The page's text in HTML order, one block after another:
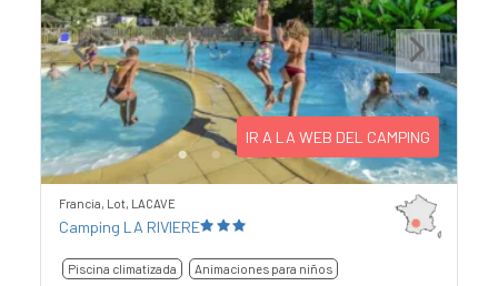
Previous Next
IR A LA WEB DEL CAMPING
Francia, Lot, LACAVE
Camping LA RIVIERE
Piscina climatizada
Animaciones para niños